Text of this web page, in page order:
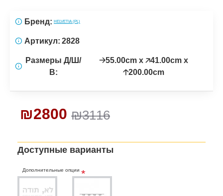
₪3116
₪2800
Бренд: HELVETIA (PL)
Артикул: 2828
Размеры Д/Ш/
В:
🡢55.00cm x 🡥41.00cm x
🡡200.00cm
Доступные варианты
Дополнительные опции